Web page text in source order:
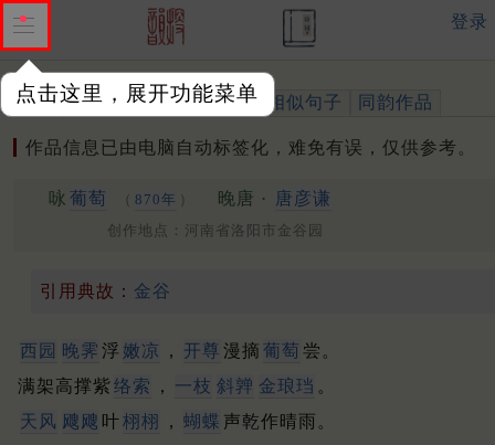
点击这里，展开功能菜单
登录
作品 标注四声 出处、引用 相似句子 同韵作品
作品信息已由电脑自动标签化，难免有误，仅供参考。
咏 葡萄 （ 870年 ） 晚唐 · 唐彦谦
创作地点：河南省洛阳市金谷园
引用典故： 金谷
西园 晚霁 浮 嫩凉 ， 开尊 漫摘 葡萄 尝。
满架高撑紫络索 ， 一枝 斜亸 金琅珰 。
天风 飕飕 叶栩栩 ， 蝴蝶 声乾作晴雨。